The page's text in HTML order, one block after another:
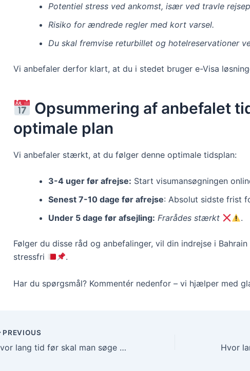
Potentiel stress ved ankomst, især ved travle
Risiko for ændrede regler med kort varsel.
Du skal fremvise returbillet og hotelreservationer
Vi anbefaler derfor klart, at du i stedet bruger e-Visa
Opsummering af anbefalet
optimale plan
Vi anbefaler stærkt, at du følger denne optimale tidsplan:
3-4 uger før afrejse: Start visumansøgningen
Senest 7-10 dage før afrejse: Absolut sidste frist
Under 5 dage før afsejling: Frarådes stærkt .
Følger du disse råd og anbefalinger, vil din indrejse i
stressfri
.
Har du spørgsmål? Kommentér nedenfor – vi hjælper med
PREVIOUS
Hvor lang tid før skal man søge visum til Aserbajdsjan? (2025)